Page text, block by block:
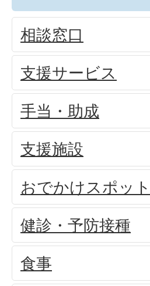
相談窓口
支援サービス
手当・助成
支援施設
おでかけスポット
健診・予防接種
食事